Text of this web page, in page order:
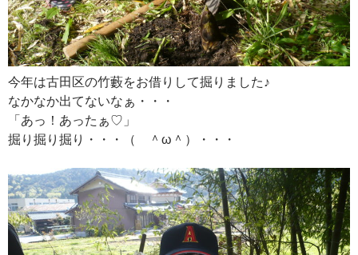
今年は古田区の竹藪をお借りして掘りました♪
なかなか出てないなぁ・・・
「あっ！あったぁ♡」
掘り掘り掘り・・・（ ＾ω＾）・・・